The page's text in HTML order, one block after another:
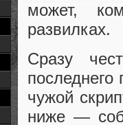
может,
развилках.
Сразу
чужой
ниже —